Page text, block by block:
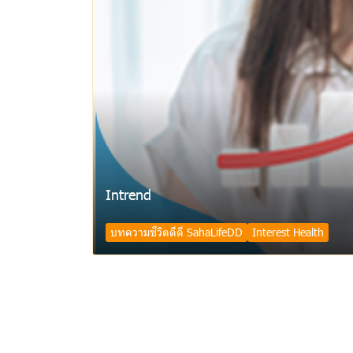
Intrend
บทความชีวิตดีดี SahaLifeDD Interest Health